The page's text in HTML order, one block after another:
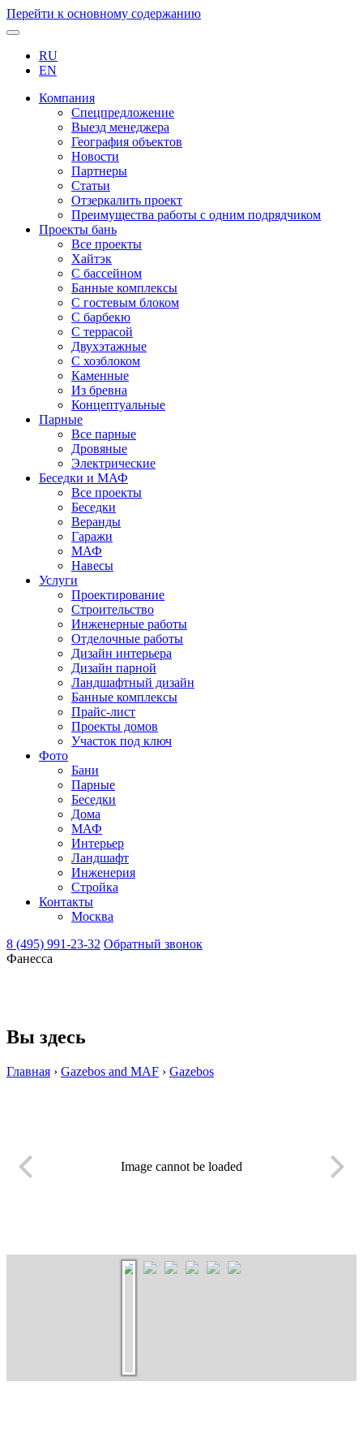
Перейти к основному содержанию
RU
EN
Компания
Спецпредложение
Выезд менеджера
География объектов
Новости
Партнеры
Статьи
Отзеркалить проект
Преимущества работы с одним подрядчиком
Проекты бань
Все проекты
Хайтэк
С бассейном
Банные комплексы
С гостевым блоком
С барбекю
С террасой
Двухэтажные
С хозблоком
Каменные
Из бревна
Концептуальные
Парные
Все парные
Дровяные
Электрические
Беседки и МАФ
Все проекты
Беседки
Веранды
Гаражи
МАФ
Навесы
Услуги
Проектирование
Строительство
Инженерные работы
Отделочные работы
Дизайн интерьера
Дизайн парной
Ландшафтный дизайн
Банные комплексы
Прайс-лист
Проекты домов
Участок под ключ
Фото
Бани
Парные
Беседки
Дома
МАФ
Интерьер
Ландшафт
Инженерия
Стройка
Контакты
Москва
8 (495) 991-23-32 Обратный звонок
Фанесса
Вы здесь
Главная › Gazebos and MAF › Gazebos
Image cannot be loaded